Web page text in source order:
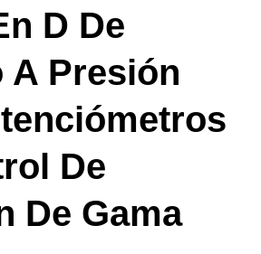
D De
A Presión
De
De Gama